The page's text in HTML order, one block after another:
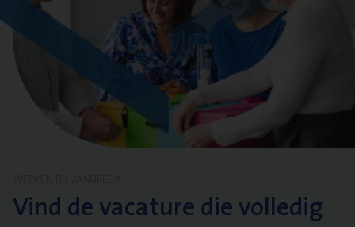
Vind de vacature die volledig